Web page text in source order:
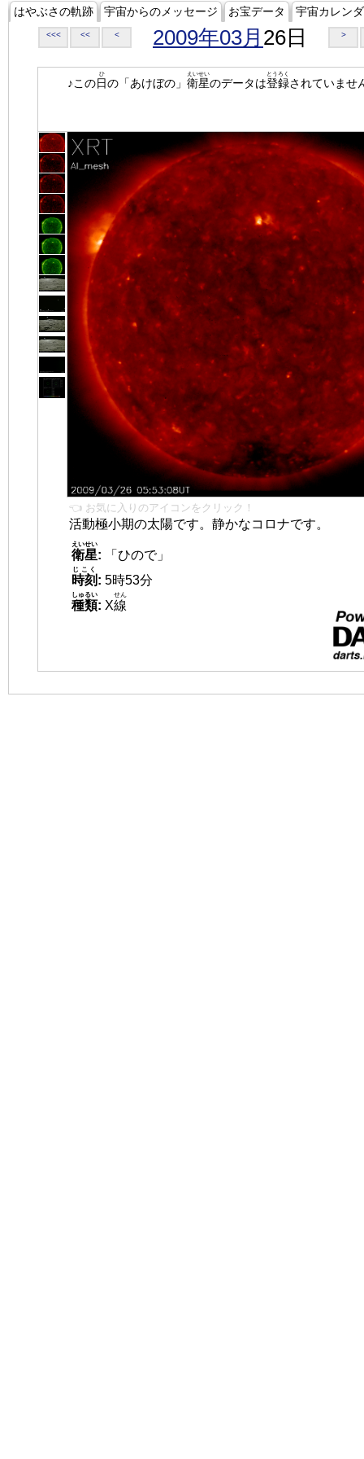
はやぶさの軌跡 宇宙からのメッセージ お宝データ 宇宙カレン
<<< << < 2009年03月 26日 >
♪この日
ひ
の「あけぼの」 衛星
えいせい
のデータは登録
とうろく
されていませ
👈 お気に入りのアイコンをクリック！
活動極小期の太陽です。静かなコロナです。
衛星
えいせい
:
「ひので」
時刻
じこく
: 5時53分
種類
しゅるい
: X線
せん